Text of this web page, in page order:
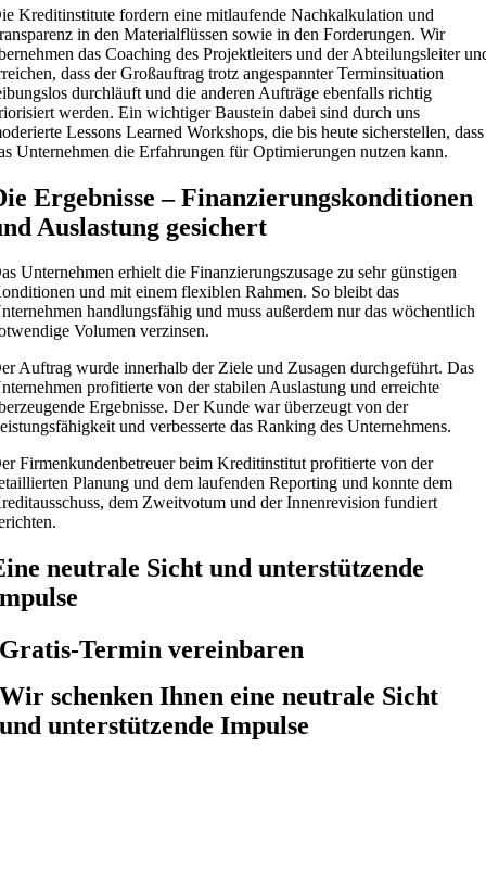
Kreditinstitute fordern eine mitlaufende Nachkalkulation und
in den Materialflüssen sowie in den Forderungen. Wir
das Coaching des Projektleiters und der Abteilungsleiter
dass der Großauftrag trotz angespannter Terminsituation
durchläuft und die anderen Aufträge ebenfalls richtig
werden. Ein wichtiger Baustein dabei sind durch uns
Lessons Learned Workshops, die bis heute sicherstellen, dass
Unternehmen die Erfahrungen für Optimierungen nutzen kann.
Ergebnisse – Finanzierungskonditionen
Auslastung gesichert
Unternehmen erhielt die Finanzierungszusage zu sehr günstigen
und mit einem flexiblen Rahmen. So bleibt das
handlungsfähig und muss außerdem nur das wöchentlich
Volumen verzinsen.
Auftrag wurde innerhalb der Ziele und Zusagen durchgeführt. Das
profitierte von der stabilen Auslastung und erreichte
Ergebnisse. Der Kunde war überzeugt von der
und verbesserte das Ranking des Unternehmens.
Firmenkundenbetreuer beim Kreditinstitut profitierte von der
Planung und dem laufenden Reporting und konnte dem
dem Zweitvotum und der Innenrevision fundiert
neutrale Sicht und unterstützende
Gratis-Termin vereinbaren
Wir schenken Ihnen eine neutrale Sicht
und unterstützende Impulse